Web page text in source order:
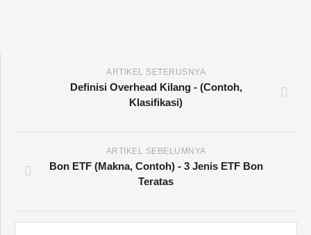
ARTIKEL SETERUSNYA
Definisi Overhead Kilang - (Contoh,
Klasifikasi)
ARTIKEL SEBELUMNYA
Bon ETF (Makna, Contoh) - 3 Jenis ETF Bon
Teratas